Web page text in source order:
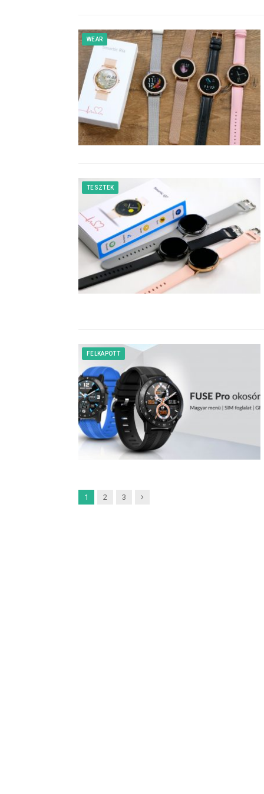
WEAR
TESZTEK
FELKAPOTT
1 2 3 Next